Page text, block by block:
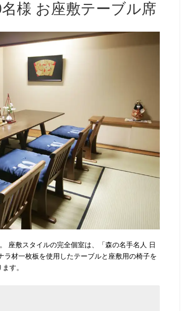
様 お座敷テーブル席
座敷スタイルの完全個室は、「森の名手名人 日
材一枚板を使用したテーブルと座敷用の椅子を
す。